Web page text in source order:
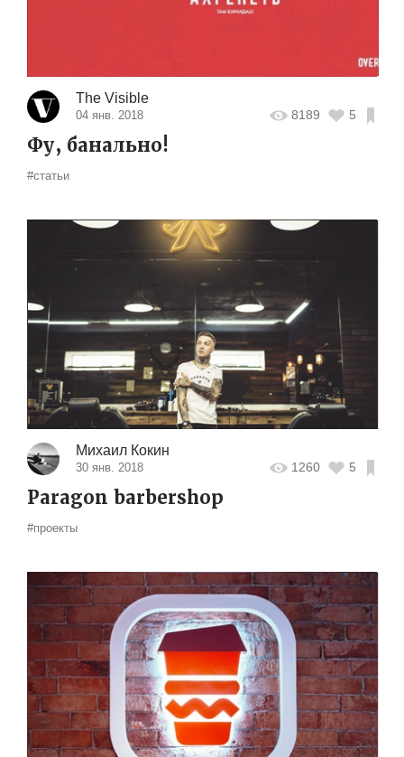
The Visible
04 янв. 2018 8189 5
Фу, банально!
#статьи
Михаил Кокин
30 янв. 2018 1260 5
Paragon barbershop
#проекты